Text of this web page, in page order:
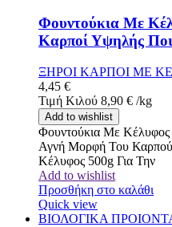
Φουντούκια Με
Καρποί Υψηλής
ΞΗΡΟΙ ΚΑΡΠΟΙ ΜΕ
4,45 €
Τιμή Κιλού 8,90 € /kg
Add to wishlist
Φουντούκια Με Κέλυφος
Αγνή Μορφή Του
Κέλυφος 500g Για Την
Add to wishlist
Προσθήκη στο καλάθι
Quick view
ΒΙΟΛΟΓΙΚΑ